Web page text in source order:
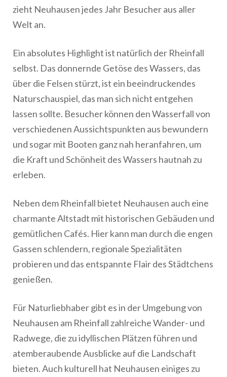
zieht Neuhausen jedes Jahr Besucher aus aller
Welt an.
Ein absolutes Highlight ist natürlich der Rheinfall
selbst. Das donnernde Getöse des Wassers, das
über die Felsen stürzt, ist ein beeindruckendes
Naturschauspiel, das man sich nicht entgehen
lassen sollte. Besucher können den Wasserfall von
verschiedenen Aussichtspunkten aus bewundern
und sogar mit Booten ganz nah heranfahren, um
die Kraft und Schönheit des Wassers hautnah zu
erleben.
Neben dem Rheinfall bietet Neuhausen auch eine
charmante Altstadt mit historischen Gebäuden und
gemütlichen Cafés. Hier kann man durch die engen
Gassen schlendern, regionale Spezialitäten
probieren und das entspannte Flair des Städtchens
genießen.
Für Naturliebhaber gibt es in der Umgebung von
Neuhausen am Rheinfall zahlreiche Wander- und
Radwege, die zu idyllischen Plätzen führen und
atemberaubende Ausblicke auf die Landschaft
bieten. Auch kulturell hat Neuhausen einiges zu